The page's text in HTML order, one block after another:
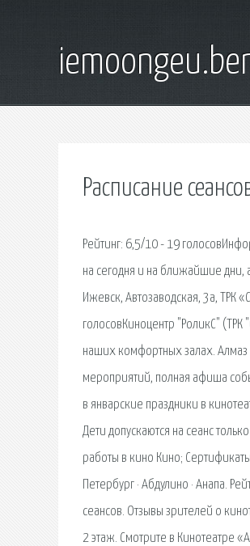
Расписание
Рейтинг: 6,5/10 - 19
на сегодня и на ближайшие дни,
Ижевск, Автозаводская, 3а, ТРК
голосовКиноцентр "РоликС" (ТРК
наших комфортных залах. Алмаз
мероприятий, полная афиша
в январские праздники в
Дети допускаются на сеанс
работы в кино Кино;
Петербург · Абдулино · Анапа.
сеансов. Отзывы зрителей о
2 этаж. Смотрите в Кинотеатре